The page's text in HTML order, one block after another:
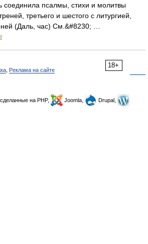
соединила псалмы, стихи и молитвы
третьего и шестого с литургией,
(Даль, час) См.&#8230; …
18+
Реклама на сайте
, сделанные на PHP, Joomla,
Drupal,